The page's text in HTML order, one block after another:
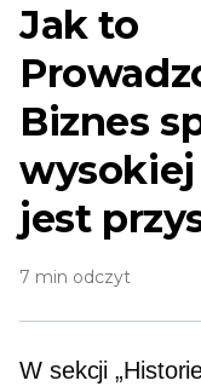
Jak to
Biznes
jest
7 min odczyt
W sekcji